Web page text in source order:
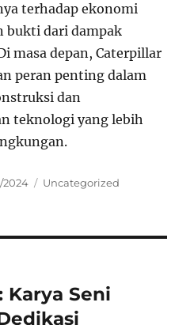
terhadap ekonomi
bukti dari dampak
masa depan, Caterpillar
peran penting dalam
dan
teknologi yang lebih
2024 Categories
Uncategorized
Karya Seni